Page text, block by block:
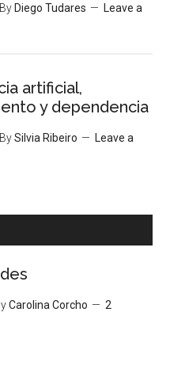
By Diego Tudares
Leave a
artificial,
y dependencia
BySilvia Ribeiro
Leave a
Carolina Corcho
2